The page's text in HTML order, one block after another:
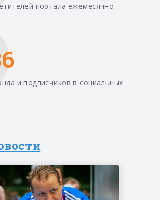
портала ежемесячно
и подписчиков в социальных